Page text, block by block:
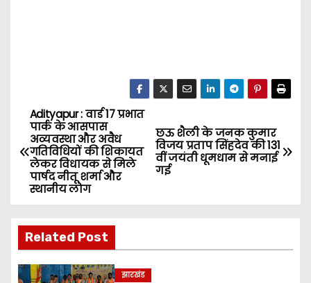
P
o
s
n
a
छऊ शैली के जनक कुमार
विजय प्रताप सिंहदेव की 131
वीं जयंती धूमधाम से मनाई
गई
Adityapur : वार्ड 17 प्रभात
पार्क के आसपास
अव्यवस्था और अवैध
गतिविधियों की शिकायत
लेकर विधायक से मिले
पार्षद नीतू शर्मा और
स्थानीय लोग
Related Post
झारखंड